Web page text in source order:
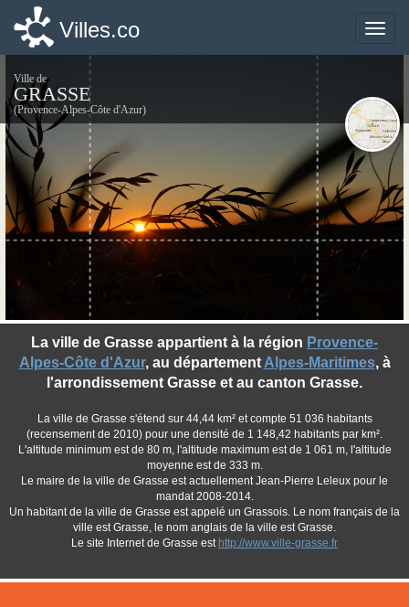
Toggle
Villes.co
Ville de
GRASSE
(Provence-Alpes-Côte d'Azur)
La ville de Grasse appartient à la région Provence-
Alpes-Côte d'Azur, au département Alpes-Maritimes, à
l'arrondissement Grasse et au canton Grasse.
La ville de Grasse s'étend sur 44,44 km² et compte 51 036 habitants
(recensement de 2010) pour une densité de 1 148,42 habitants par km².
L'altitude minimum est de 80 m, l'altitude maximum est de 1 061 m, l'altitude
moyenne est de 333 m.
Le maire de la ville de Grasse est actuellement Jean-Pierre Leleux pour le
mandat 2008-2014.
Un habitant de la ville de Grasse est appelé un Grassois. Le nom français de la
ville est Grasse, le nom anglais de la ville est Grasse.
Le site Internet de Grasse est http://www.ville-grasse.fr
Toggle
Villes.co